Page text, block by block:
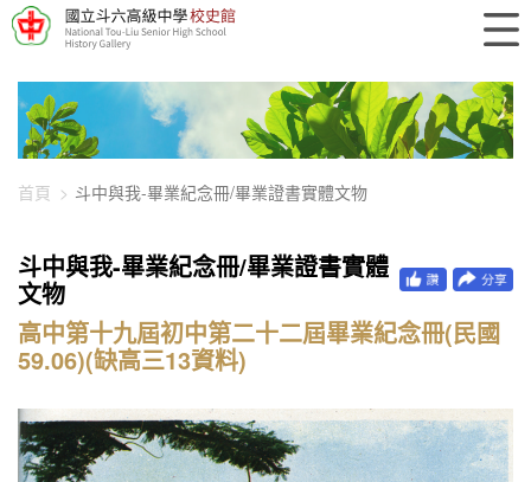
448-14336
首頁 斗中與我-畢業紀念冊/畢業證書實體文物
斗中與我-畢業紀念冊/畢業證書實體
文物
高中第十九屆初中第二十二屆畢業紀念冊(民國
59.06)(缺高三13資料)